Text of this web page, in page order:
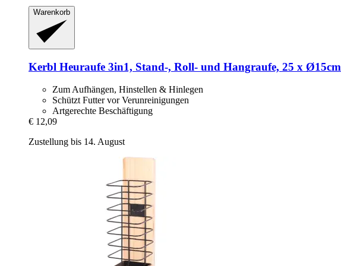
Warenkorb
Kerbl Heuraufe 3in1, Stand-​, Roll-​ und Hangraufe, 25 x Ø15cm
Zum Aufhängen, Hinstellen & Hinlegen
Schützt Futter vor Verunreinigungen
Artgerechte Beschäftigung
€ 12,09
Zustellung bis 14. August